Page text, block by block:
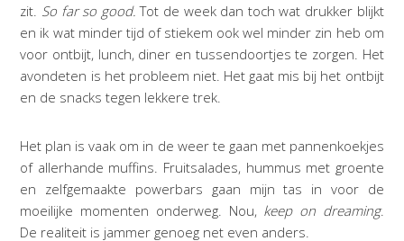
zit. So far so good. Tot de week dan toch wat drukker blijkt
en ik wat minder tijd of stiekem ook wel minder zin heb om
voor ontbijt, lunch, diner en tussendoortjes te zorgen. Het
avondeten is het probleem niet. Het gaat mis bij het ontbijt
en de snacks tegen lekkere trek.
Het plan is vaak om in de weer te gaan met pannenkoekjes
of allerhande muffins. Fruitsalades, hummus met groente
en zelfgemaakte powerbars gaan mijn tas in voor de
moeilijke momenten onderweg. Nou, keep on dreaming.
De realiteit is jammer genoeg net even anders.